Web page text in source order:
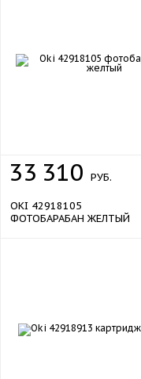
33 310 РУБ.
OKI 42918105
ФОТОБАРАБАН ЖЕЛТЫЙ